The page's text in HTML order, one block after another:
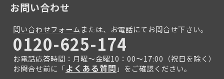
お問い合わせ
問い合わせフォームまたは、お電話にてお問合せ下さい。
0120-625-174
お電話応答時間：月曜～金曜10：00～17:00（祝日を除く）
お問合せ前に「よくある質問 」をご確認ください。